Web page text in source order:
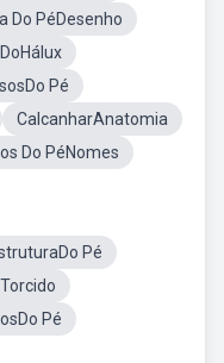
Do PéDesenho
Pé
CalcanharAnatomia
Do PéNomes
Pé
Pé